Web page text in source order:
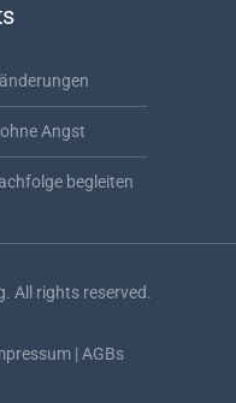
Angst
begleiten
All rights reserved.
| AGBs